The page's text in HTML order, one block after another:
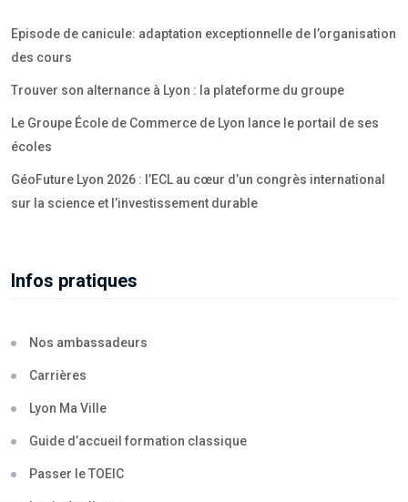
Episode de canicule: adaptation exceptionnelle de l’organisation
des cours
Trouver son alternance à Lyon : la plateforme du groupe
Le Groupe École de Commerce de Lyon lance le portail de ses
écoles
GéoFuture Lyon 2026 : l’ECL au cœur d’un congrès international
sur la science et l’investissement durable
Infos pratiques
Nos ambassadeurs
Carrières
Lyon Ma Ville
Guide d’accueil formation classique
Passer le TOEIC